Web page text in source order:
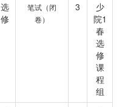
选
修
笔试（闭
卷）
3
少
院1
春
选
修
课
程
组